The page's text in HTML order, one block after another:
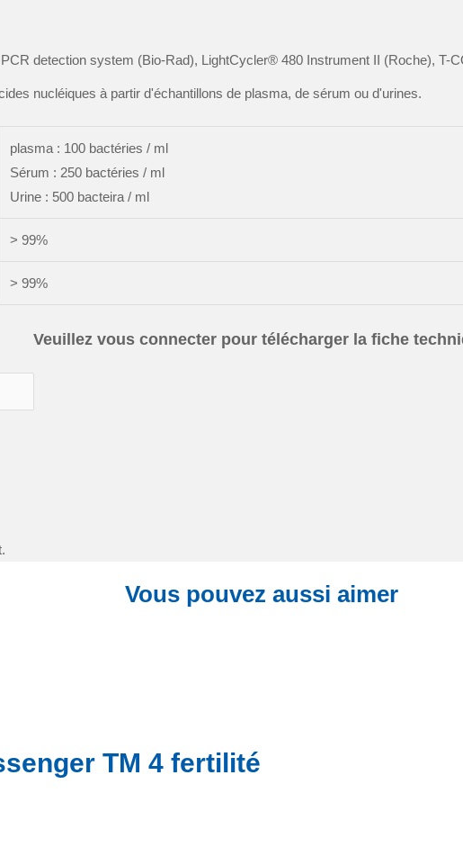
detection system (Bio-Rad), LightCycler® 480 Instrument II (Roche), T-
nucléiques à partir d'échantillons de plasma, de sérum ou d'urines.
plasma : 100 bactéries / ml
Sérum : 250 bactéries / ml
Urine : 500 bacteira / ml
> 99%
> 99%
Veuillez vous connecter pour télécharger la fiche
Vous pouvez aussi aimer
TM 4 fertilité